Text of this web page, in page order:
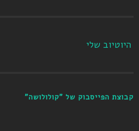
היוטיוב שלי
קבוצת הפייסבוק של "קולולושה"